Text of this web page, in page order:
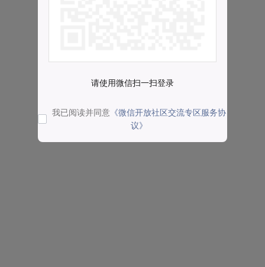
请使用微信扫一扫登录
我已阅读并同意 《微信开放社区交流专区服务协
议》